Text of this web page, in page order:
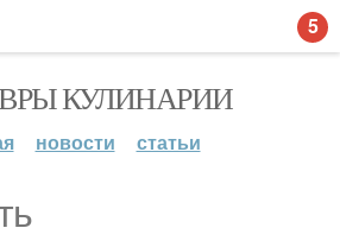
КУЛИНАРИИ
новости статьи
5